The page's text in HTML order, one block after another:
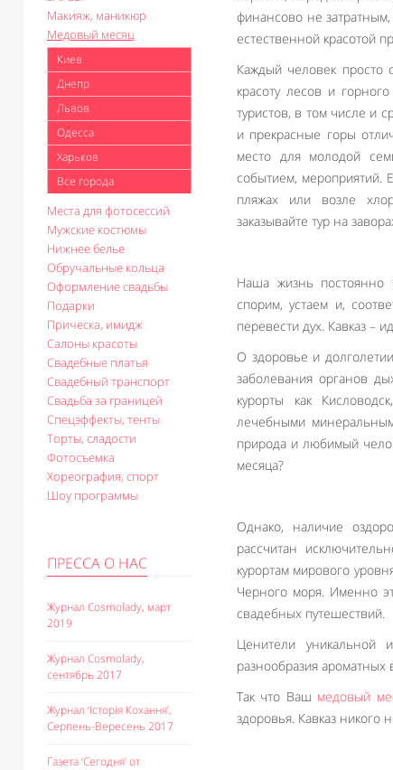
Макияж, маникюр
Медовый месяц
Киев
Днепр
Львов
Одесса
Харьков
Все города
Места для фотосессий
Мужские костюмы
Нижнее белье
Обручальные кольца
Оформление свадьбы
Подарки
Прическа, имидж
Салоны красоты
Свадебные платья
Свадебный транспорт
Свадьба за границей
Спецэффекты, тенты
Торты, сладости
Фотосъемка
Хореография, спорт
Шоу программы
ПРЕССА О НАС
Журнал Cosmolady, март
2019
Журнал Cosmolady,
сентябрь 2017
Журнал ‘Історія Кохання’,
Серпень-Вересень 2017
Газета ‘Сегодня’ от
финансово не
естественной красотой
Каждый человек просто
красоту лесов и
туристов, в том числе и
и прекрасные горы
место для молодой
событием, мероприятий.
пляжах или возле
заказывайте тур на
Наша жизнь постоянно
спорим, устаем и,
перевести дух. Кавказ –
О здоровье и
заболевания органов
курорты как
лечебными
природа и любимый
месяца?
Однако, наличие
рассчитан
курортам мирового
Черного моря. Именно
свадебных путешествий.
Ценители уникальной
разнообразия ароматных
Так что Ваш медовый
здоровья. Кавказ никого